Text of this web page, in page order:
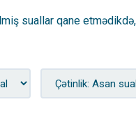
suallar qane